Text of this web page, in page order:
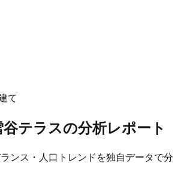
て
テラスの分析レポート
ンス・人口トレンドを独自データで分